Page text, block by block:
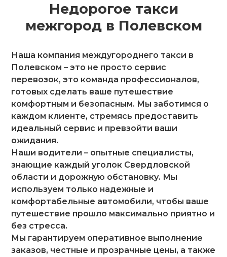
Недорогое такси
межгород в Полевском
Наша компания междугороднего такси в
Полевском – это не просто сервис
перевозок, это команда профессионалов,
готовых сделать ваше путешествие
комфортным и безопасным. Мы заботимся о
каждом клиенте, стремясь предоставить
идеальный сервис и превзойти ваши
ожидания.
Наши водители – опытные специалисты,
знающие каждый уголок Свердловской
области и дорожную обстановку. Мы
используем только надежные и
комфортабельные автомобили, чтобы ваше
путешествие прошло максимально приятно и
без стресса.
Мы гарантируем оперативное выполнение
заказов, честные и прозрачные цены, а также